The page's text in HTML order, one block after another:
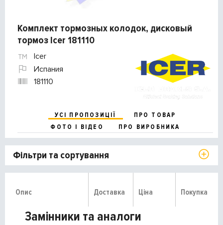
Комплект тормозных колодок, дисковый
тормоз Icer 181110
Icer
Испания
181110
УСІ ПРОПОЗИЦІЇ
ПРО ТОВАР
ФОТО І ВІДЕО
ПРО ВИРОБНИКА
Фільтри та сортування
Опис Доставка Ціна Покупка
Замінники та аналоги